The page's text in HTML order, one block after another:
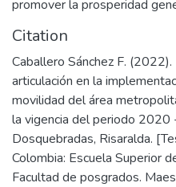
promover la prosperidad
Citation
Caballero Sánchez F.
articulación en la
movilidad del área
la vigencia del periodo
Dosquebradas, Risaralda.
Colombia: Escuela Superior
Facultad de posgrados.